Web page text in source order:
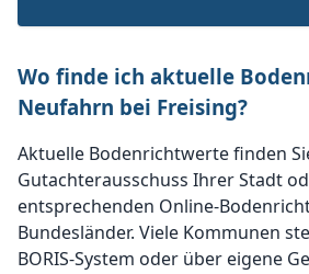
Wo finde ich aktuelle
Neufahrn bei Freising?
Aktuelle Bodenrichtwerte finden
Gutachterausschuss Ihrer Stadt
entsprechenden Online-
Bundesländer. Viele Kommunen
BORIS-System oder über eigene